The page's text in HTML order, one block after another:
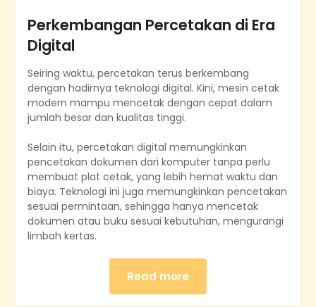
Perkembangan Percetakan di Era
Digital
Seiring waktu, percetakan terus berkembang
dengan hadirnya teknologi digital. Kini, mesin cetak
modern mampu mencetak dengan cepat dalam
jumlah besar dan kualitas tinggi.
Selain itu, percetakan digital memungkinkan
pencetakan dokumen dari komputer tanpa perlu
membuat plat cetak, yang lebih hemat waktu dan
biaya. Teknologi ini juga memungkinkan pencetakan
sesuai permintaan, sehingga hanya mencetak
dokumen atau buku sesuai kebutuhan, mengurangi
limbah kertas.
Read more